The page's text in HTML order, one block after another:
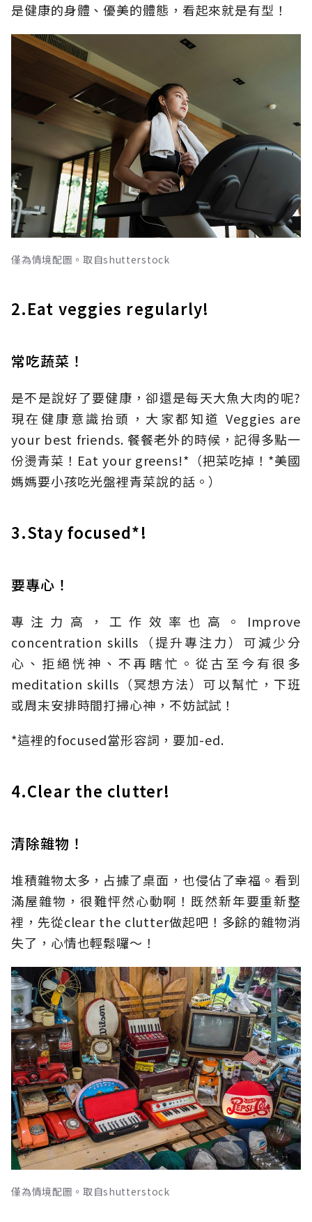
是健康的身體、優美的體態，看起來就是有型！
僅為情境配圖。取自shutterstock
2.Eat veggies regularly!
常吃蔬菜！
是不是說好了要健康，卻還是每天大魚大肉的呢?
現在健康意識抬頭，大家都知道 Veggies are
your best friends. 餐餐老外的時候，記得多點一
份燙青菜！Eat your greens!*（把菜吃掉！*美國
媽媽要小孩吃光盤裡青菜說的話。）
3.Stay focused*!
要專心！
專注力高，工作效率也高。Improve
concentration skills（提升專注力）可減少分
心、拒絕恍神、不再瞎忙。從古至今有很多
meditation skills（冥想方法）可以幫忙，下班
或周末安排時間打掃心神，不妨試試！
*這裡的focused當形容詞，要加-ed.
4.Clear the clutter!
清除雜物！
堆積雜物太多，占據了桌面，也侵佔了幸福。看到
滿屋雜物，很難怦然心動啊！既然新年要重新整
裡，先從clear the clutter做起吧！多餘的雜物消
失了，心情也輕鬆囉～！
僅為情境配圖。取自shutterstock